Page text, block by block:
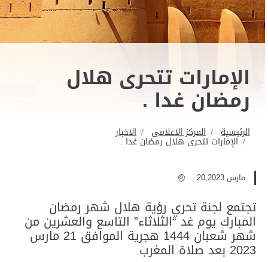
الإمارات تتحرى هلال
رمضان غدا .
الرئيسية المركز الاعلامى الاخبار
الإمارات تتحرى هلال رمضان غدا .
مارس 20,2023
تجتمع لجنة تحري رؤية هلال شهر رمضان
المبارك يوم غد “الثلاثاء” التاسع والعشرين من
شهر شعبان 1444 هجرية الموافق 21 مارس
2023 بعد صلاة المغرب